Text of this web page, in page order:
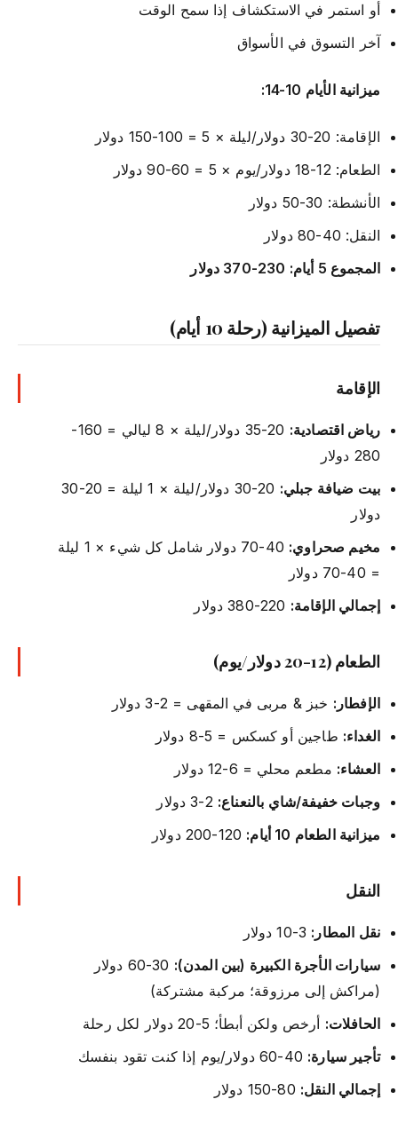
أو استمر في الاستكشاف إذا سمح الوقت
آخر التسوق في الأسواق
ميزانية الأيام 10-14:
الإقامة: 20-30 دولار/ليلة × 5 = 100-150 دولار
الطعام: 12-18 دولار/يوم × 5 = 60-90 دولار
الأنشطة: 30-50 دولار
النقل: 40-80 دولار
المجموع 5 أيام: 230-370 دولار
تفصيل الميزانية (رحلة 10 أيام)
الإقامة
رياض اقتصادية:
20-35 دولار/ليلة × 8 ليالي = 160-
280 دولار
بيت ضيافة جبلي:
20-30 دولار/ليلة × 1 ليلة = 20-30
دولار
مخيم صحراوي:
40-70 دولار شامل كل شيء × 1 ليلة
= 40-70 دولار
إجمالي الإقامة:
الطعام (12-20 دولار/يوم)
الإفطار: خبز & مربى في المقهى = 2-3 دولار
الغداء: طاجين أو كسكس = 5-8 دولار
العشاء: مطعم محلي = 6-12 دولار
وجبات خفيفة/شاي بالنعناع: 2-3 دولار
ميزانية الطعام 10 أيام:
النقل
نقل المطار:
سيارات الأجرة الكبيرة (بين المدن):
30-60 دولار
(مراكش إلى مرزوقة؛ مركبة مشتركة)
الحافلات: أرخص ولكن أبطأ؛ 5-20 دولار لكل رحلة
تأجير سيارة:
إجمالي النقل: